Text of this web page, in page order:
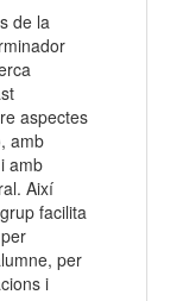
de la
aspectes
amb
amb
Així
facilita
per
i